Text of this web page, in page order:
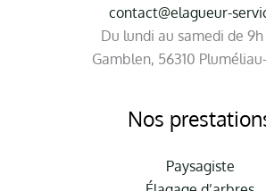
contact@elagueur-
Du lundi au samedi de 9h
Gamblen, 56310
Nos
Paysagiste